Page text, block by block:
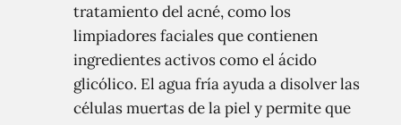
tratamiento del acné, como los
limpiadores faciales que contienen
ingredientes activos como el ácido
glicólico. El agua fría ayuda a disolver las
células muertas de la piel y permite que